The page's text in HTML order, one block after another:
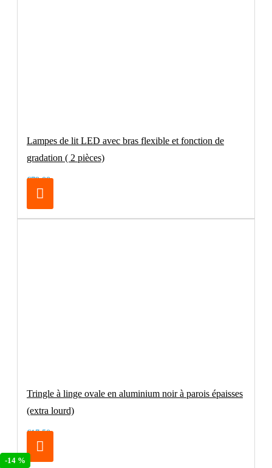
-14 %
Lampes de lit LED avec bras flexible et fonction de
gradation ( 2 pièces)
€79.00
Tringle à linge ovale en aluminium noir à parois épaisses
(extra lourd)
€17.50